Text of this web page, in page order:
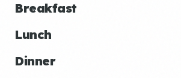
Breakfast
Lunch
Dinner